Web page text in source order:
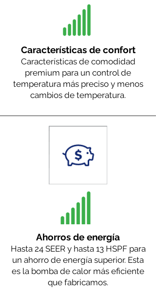
Características de confort
Características de comodidad
premium para un control de
temperatura más preciso y menos
cambios de temperatura.
Ahorros de energía
Hasta 24 SEER y hasta 13 HSPF para
un ahorro de energía superior. Esta
es la bomba de calor más eficiente
que fabricamos.